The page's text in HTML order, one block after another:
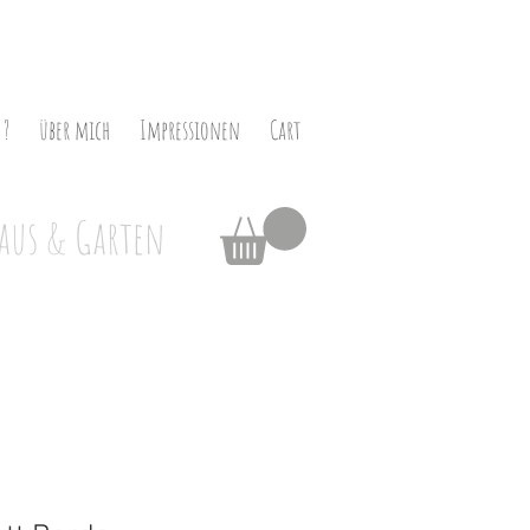
über mich Impressionen Cart
& Garten